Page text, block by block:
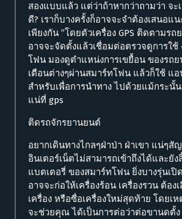
สองแบบแล้ว แต่ว่าถ้าหากว่าถามว่า จ
ดี? เราก็บางครั้งก็อาจจะจำต้องเสนอแ
เพียงกัน ”โดยตัวเครื่อง GPS ติดตามรถ
อาจจะจัดตั้งแล้วเชื่อมต่อตรวจดูการใช้
โฟน มองดูตำแหน่งการเขยื้อน ของรถ
เตือนต่างๆผ่านสมาร์ทโฟน แล้วก็ใช้ แอ
สำหรับเพื่อการนำทาง ไปด้วยแม้กระนั้
แน่ที่ gps
ติดรถจักรยานยนต์
อยากเดินทางไกลๆฝ่าป่า ฝ่าเขา แน่ๆ
อินเตอร์เน็ตไม่สามารถเข้าถึงได้และยัง
แบตเตอรี่ ของสมาร์ทโฟน ยิ่งบางรุ่นเปิ
อาจจะก่อให้เครื่องร้อน เครื่องรวน ต้อง
เครื่อง หรือซื่อเครื่องใหม่สุดท้าย โดยเ
จะช่วยคุณ ได้เป็นการต่อว่าต่อขานดตั้ง